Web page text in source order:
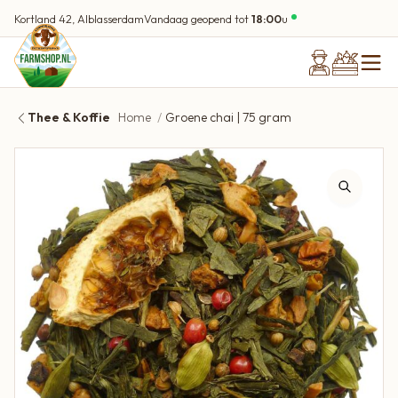
Kortland 42, AlblasserdamVandaag geopend tot18:00u
Thee & Koffie Home Groene chai | 75 gram